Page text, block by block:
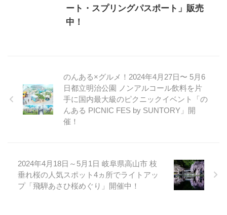
ート・スプリングパスポート」販売
中！
のんある×グルメ！2024年4月27日〜 5月6
日都立明治公園 ノンアルコール飲料を片
手に国内最大級のピクニックイベント「の
んある PICNIC FES by SUNTORY」開
催！
2024年4月18日～5月1日 岐阜県高山市 枝
垂れ桜の人気スポット4ヵ所でライトアッ
プ「飛騨あさひ桜めぐり」開催中！